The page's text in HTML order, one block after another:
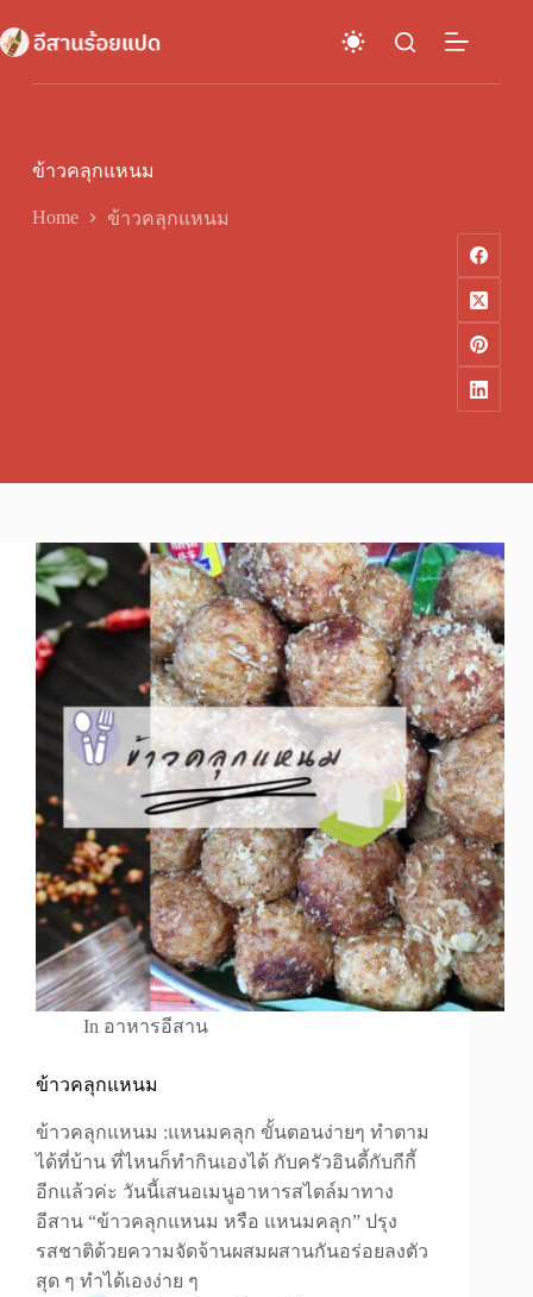
to
content
ข้าวคลุกแหนม
Home ข้าวคลุกแหนม
In อาหารอีสาน
ข้าวคลุกแหนม
ข้าวคลุกแหนม :แหนมคลุก ขั้นตอนง่ายๆ ทำตาม
ได้ที่บ้าน ที่ไหนก็ทำกินเองได้ กับครัวอินดี้กับกีกี้
อีกแล้วค่ะ วันนี้เสนอเมนูอาหารสไตล์มาทาง
อีสาน “ข้าวคลุกแหนม หรือ แหนมคลุก” ปรุง
รสชาติด้วยความจัดจ้านผสมผสานกันอร่อยลงตัว
สุด ๆ ทำได้เองง่าย ๆ